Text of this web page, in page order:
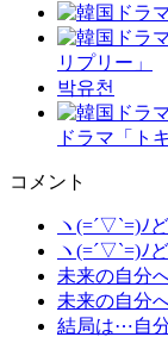
リプリー」
박유천
ドラマ「ト
コメント
ヽ(=´▽`=)ﾉ
ヽ(=´▽`=)ﾉ
未来の自分
未来の自分
結局は⋯自